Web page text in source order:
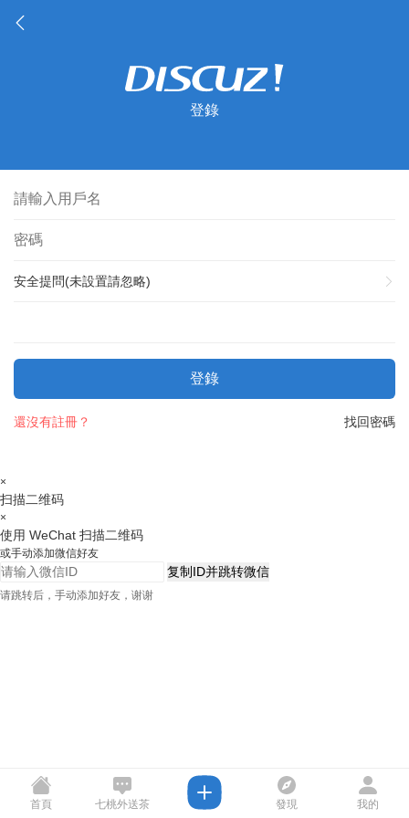
登錄
安全提問(未設置請忽略)
登錄
找回密碼
還沒有註冊？
×
扫描二维码
×
使用 WeChat 扫描二维码
或手动添加微信好友
复制ID并跳转微信
请跳转后，手动添加好友，谢谢
首頁 七桃外送茶 發現 我的